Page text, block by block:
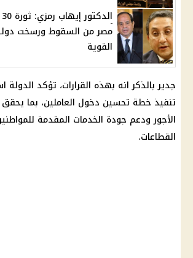
مصر من السقوط ورسخت
القوية
جدير بالذكر انه بهذه القرارات، تؤكد الدولة
تنفيذ خطة تحسين دخول العاملين، بما يحقق
الأجور ودعم جودة الخدمات المقدمة
القطاعات.